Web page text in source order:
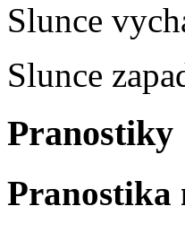
Slunce
Slunce
Pranostiky
Pranostika